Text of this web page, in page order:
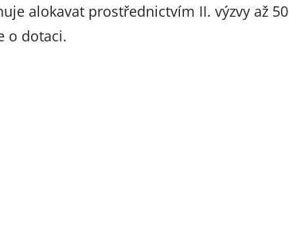
alokavat prostřednictvím II. výzvy až 50
o dotaci.